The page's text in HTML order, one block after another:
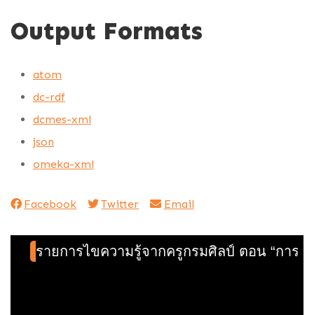
Output Formats
atom
dc-rdf
dcmes-xml
json
omeka-xml
Facebook Twitter Email
รายการไขความรู้จากครูกรมศิลป์ ตอน “การ